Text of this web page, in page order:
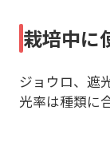
栽培中に
ジョウロ、遮
光率は種類に